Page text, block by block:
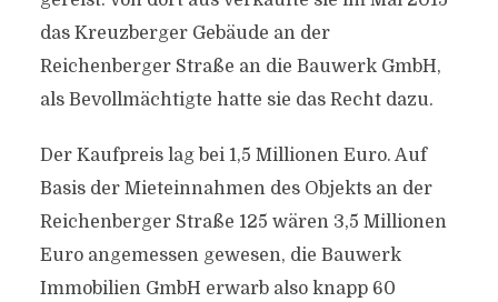
das Kreuzberger Gebäude an der
Reichenberger Straße an die Bauwerk GmbH,
als Bevollmächtigte hatte sie das Recht dazu.
Der Kaufpreis lag bei 1,5 Millionen Euro. Auf
Basis der Mieteinnahmen des Objekts an der
Reichenberger Straße 125 wären 3,5 Millionen
Euro angemessen gewesen, die Bauwerk
Immobilien GmbH erwarb also knapp 60